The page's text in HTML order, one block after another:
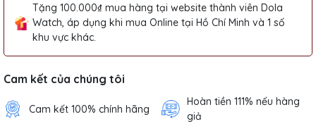
Tặng 100.000₫ mua hàng tại website thành viên Dola
Watch, áp dụng khi mua Online tại Hồ Chí Minh và 1 số
khu vực khác.
Cam kết của chúng tôi
Cam kết 100% chính hãng
Hoàn tiền 111% nếu hàng
giả